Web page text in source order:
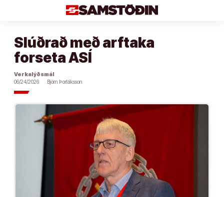
Slúðrað með arftaka
forseta ASÍ
Verkalýðsmál
06/24/2026
Björn Þorláksson